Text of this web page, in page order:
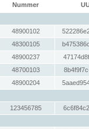
Nummer
48900102
48300105
48900237
48700103
48900204
123456785